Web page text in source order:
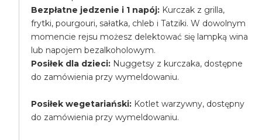
Bezpłatne jedzenie i 1 napój: Kurczak z grilla,
frytki, pourgouri, sałatka, chleb i Tatziki. W dowolnym
momencie rejsu możesz delektować się lampką wina
lub napojem bezalkoholowym.
Posiłek dla dzieci: Nuggetsy z kurczaka, dostępne
do zamówienia przy wymeldowaniu.
Posiłek wegetariański: Kotlet warzywny, dostępny
do zamówienia przy wymeldowaniu.